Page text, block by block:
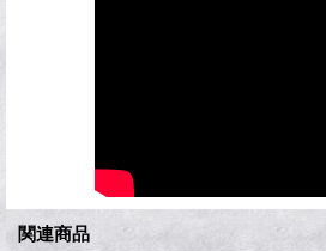
関連商品